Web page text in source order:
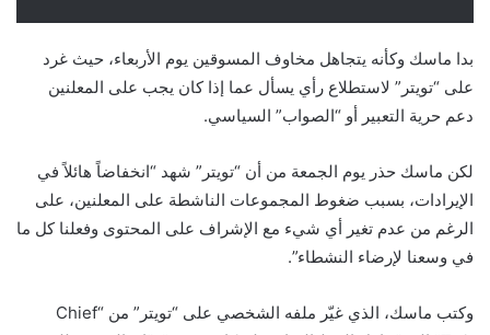
بدا ماسك وكأنه يتجاهل مخاوف المسوقين يوم الأربعاء، حيث غرد
على “تويتر” لاستطلاع رأي يسأل عما إذا كان يجب على المعلنين
دعم حرية التعبير أو “الصواب” السياسي.
لكن ماسك حذر يوم الجمعة من أن “تويتر” شهد “انخفاضاً هائلاً في
الإيرادات، بسبب ضغوط المجموعات الناشطة على المعلنين، على
الرغم من عدم تغير أي شيء مع الإشراف على المحتوى وفعلنا كل ما
في وسعنا لإرضاء النشطاء”.
وكتب ماسك، الذي غيّر ملفه الشخصي على “تويتر” من “Chief